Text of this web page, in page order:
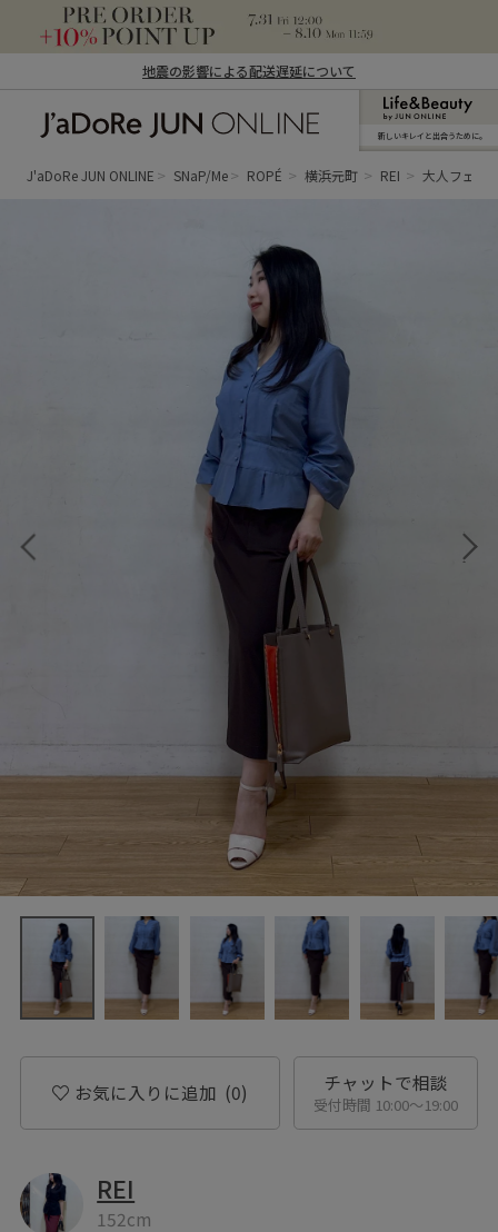
地震の影響による配送遅延について
ン オンライン）
新しいキレイと出合うために。
J'aDoRe JUN ONLINE SNaP/Me ROPÉ 横浜元町 REI 大人フェミ
お気に入りに追加 (0) チャットで相談
受付時間 10:00〜19:00
REI
152cm